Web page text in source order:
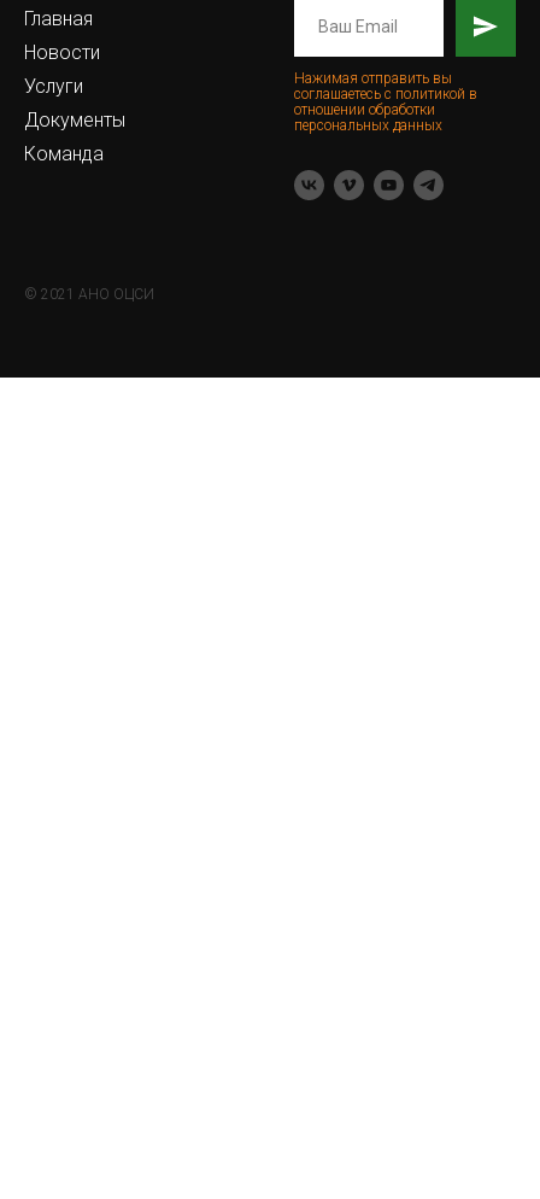
Главная
Новости
Услуги
Документы
Команда
Нажимая отправить вы
соглашаетесь с политикой в
отношении обработки
персональных данных
© 2021 АНО ОЦСИ